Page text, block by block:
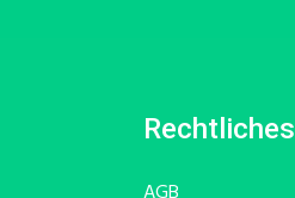
Rechtliches